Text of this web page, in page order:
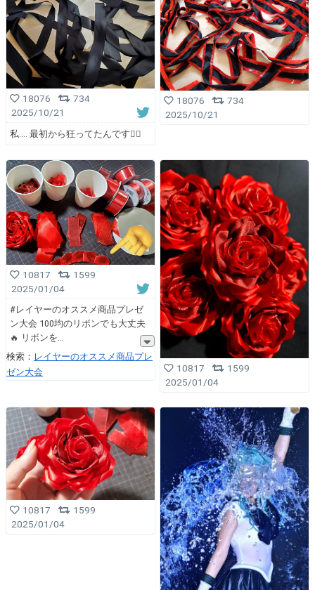
18076
734
2025/10/21
私.... 最初から狂ってたんです🤦‍♀️
18076
734
2025/10/21
10817
1599
2025/01/04
#レイヤーのオススメ商品プレゼ
ン大会 100均のリボンでも大丈夫
🔥 リボンを
検索： レイヤーのオススメ商品プレ
ゼン大会
10817
1599
2025/01/04
10817
1599
2025/01/04